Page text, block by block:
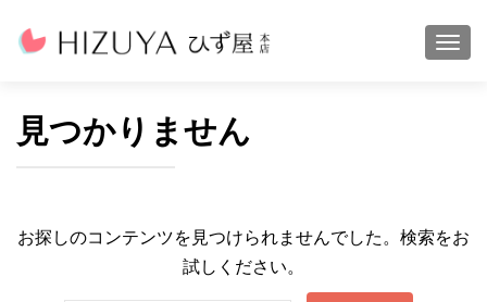
ナビ
見つかりません
お探しのコンテンツを見つけられませんでした。検索をお
試しください。